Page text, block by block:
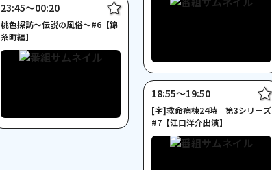
23:45〜00:20
桃色探訪～伝説の風俗～#6【錦
糸町編】
18:55〜19:50
[字]救命病棟24時 第3シリーズ
#7【江口洋介出演】